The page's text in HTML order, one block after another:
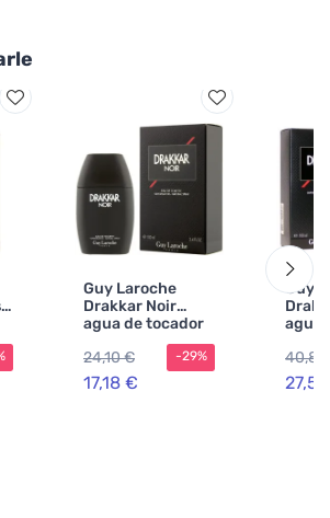
Guy Laroche
Drakkar Noir
agua de tocador
para hombre 100
ml
24,10 €
17,18 €
-29%
Guy
agua
ml
40,85